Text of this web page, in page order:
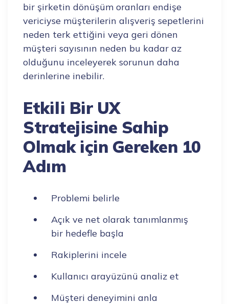
bir şirketin dönüşüm oranları endişe
vericiyse müşterilerin alışveriş sepetlerini
neden terk ettiğini veya geri dönen
müşteri sayısının neden bu kadar az
olduğunu inceleyerek sorunun daha
derinlerine inebilir.
Etkili Bir UX
Stratejisine Sahip
Olmak için Gereken 10
Adım
Problemi belirle
Açık ve net olarak tanımlanmış
bir hedefle başla
Rakiplerini incele
Kullanıcı arayüzünü analiz et
Müşteri deneyimini anla